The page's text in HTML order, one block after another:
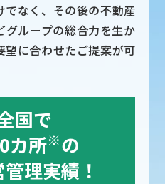
でなく、その後の不動産
グループの総合力を生か
望に合わせたご提案が可
国で
カ所※の
理実績！